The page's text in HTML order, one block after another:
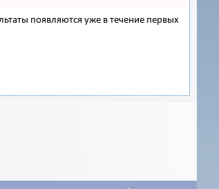
появляются уже в течение первых